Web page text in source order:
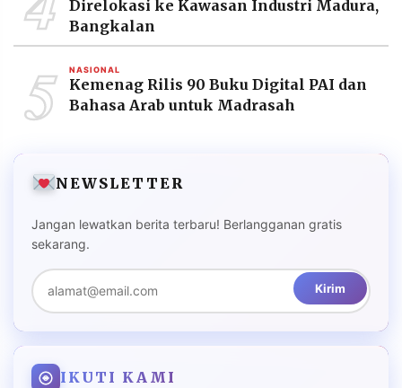
Direlokasi ke Kawasan Industri Madura,
Bangkalan
5 NASIONAL
Kemenag Rilis 90 Buku Digital PAI dan
Bahasa Arab untuk Madrasah
NEWSLETTER
Jangan lewatkan berita terbaru! Berlangganan gratis
sekarang.
Kirim
IKUTI KAMI